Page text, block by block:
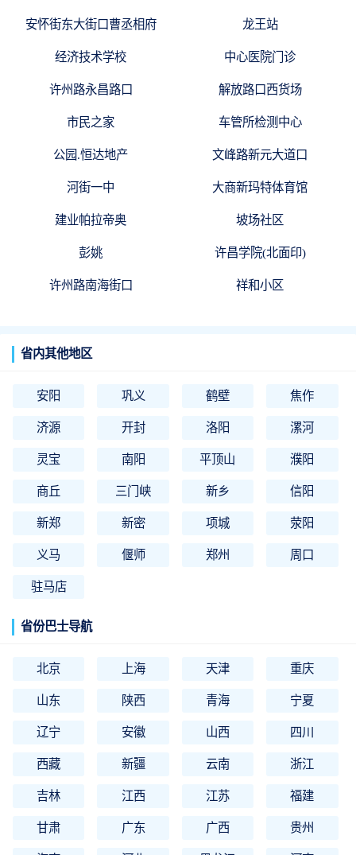
安怀街东大街口曹丞相府 龙王站
经济技术学校 中心医院门诊
许州路永昌路口 解放路口西货场
市民之家 车管所检测中心
公园.恒达地产 文峰路新元大道口
河街一中 大商新玛特体育馆
建业帕拉帝奥 坡场社区
彭姚 许昌学院(北面印)
许州路南海街口 祥和小区
省内其他地区
安阳 巩义 鹤壁 焦作
济源 开封 洛阳 漯河
灵宝 南阳 平顶山 濮阳
商丘 三门峡 新乡 信阳
新郑 新密 项城 荥阳
义马 偃师 郑州 周口
驻马店
省份巴士导航
北京 上海 天津 重庆
山东 陕西 青海 宁夏
辽宁 安徽 山西 四川
西藏 新疆 云南 浙江
吉林 江西 江苏 福建
甘肃 广东 广西 贵州